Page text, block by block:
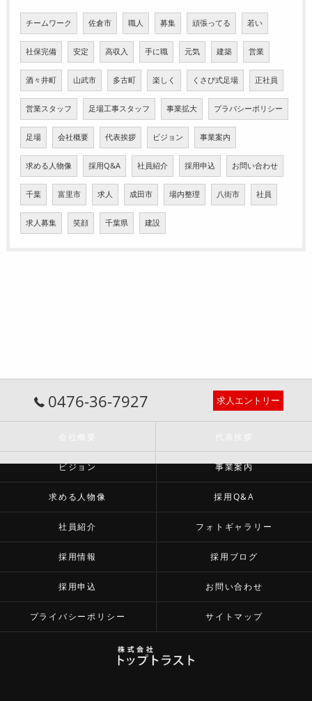
チームワーク 佐倉市 職人 募集 頑張ってる 若い
社保完備 安定 高収入 手に職 元気 建築 営業
酒々井町 山武市 多古町 楽しく くさび式足場 正社員
営業スタッフ 足場工事スタッフ 事業拡大 プラバシーポリシー
足場 会社概要 代表挨拶 ビジョン 事業案内
求める人物像 採用Q&A 社員紹介 採用申込 お問い合わせ
千葉 富里市 求人 成田市 場内整理 八街市 社員
求人募集 笑顔 千葉県 建設
0476-36-7927 求人エントリー
代表挨拶
ビジョン 事業案内
求める人物像 採用Q&A
社員紹介 フォトギャラリー
採用情報 採用ブログ
採用申込 お問い合わせ
プライバシーポリシー サイトマップ